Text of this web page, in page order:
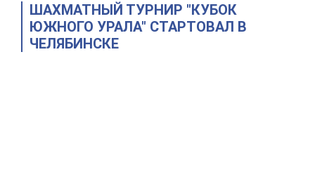
ШАХМАТНЫЙ ТУРНИР "КУБОК
ЮЖНОГО УРАЛА" СТАРТОВАЛ В
ЧЕЛЯБИНСКЕ